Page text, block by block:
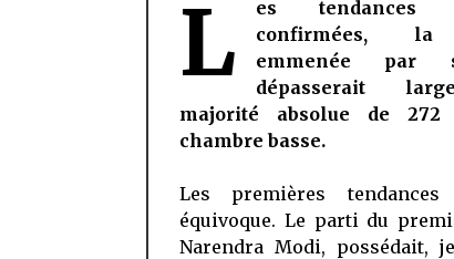
L
es
confirmées, la
emmenée par
dépasserait
majorité absolue de
chambre basse.
Les premières
équivoque. Le parti du
Narendra Modi, possédait,